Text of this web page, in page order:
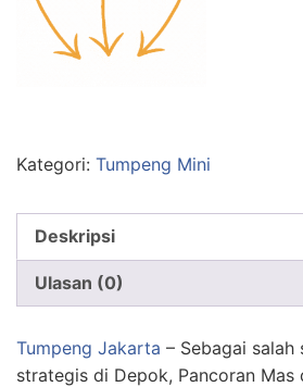
Kategori: Tumpeng Mini
Deskripsi
Ulasan (0)
Tumpeng Jakarta – Sebagai salah
strategis di Depok, Pancoran Mas